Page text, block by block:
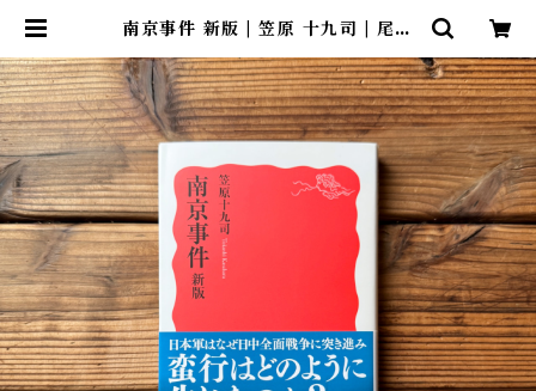
南京事件 新版 | 笠原 十九司 | 尾鷲